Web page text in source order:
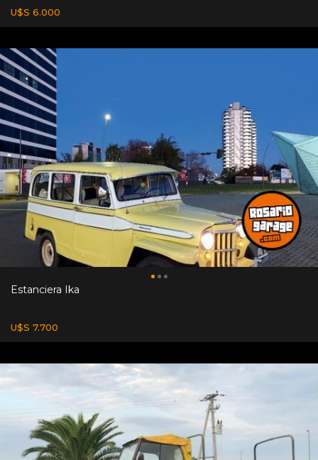
U$S 6.000
Estanciera Ika
U$S 7.700